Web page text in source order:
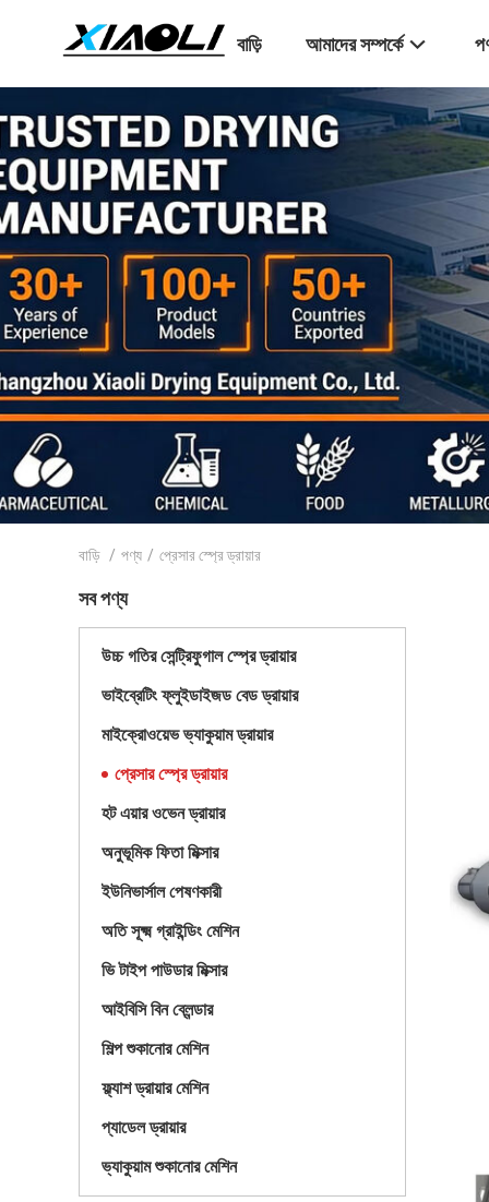
বাড়ি আমাদের সম্পর্কে
বাড়ি / পণ্য / প্রেসার স্প্রে ড্রায়ার
সব পণ্য
উচ্চ গতির সেন্ট্রিফুগাল স্প্রে ড্রায়ার
ভাইব্রেটিং ফ্লুইডাইজড বেড ড্রায়ার
মাইক্রোওয়েভ ভ্যাকুয়াম ড্রায়ার
প্রেসার স্প্রে ড্রায়ার
হট এয়ার ওভেন ড্রায়ার
অনুভূমিক ফিতা মিক্সার
ইউনিভার্সাল পেষণকারী
অতি সূক্ষ্ম গ্রাইন্ডিং মেশিন
ভি টাইপ পাউডার মিক্সার
আইবিসি বিন ব্লেন্ডার
শিল্প শুকানোর মেশিন
ফ্ল্যাশ ড্রায়ার মেশিন
প্যাডেল ড্রায়ার
ভ্যাকুয়াম শুকানোর মেশিন